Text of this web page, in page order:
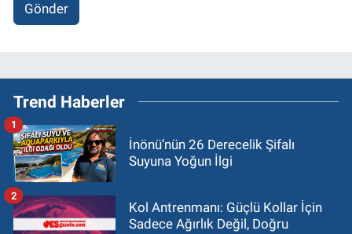
Gönder
Trend Haberler
İnönü’nün 26 Derecelik Şifalı
Suyuna Yoğun İlgi
1
Kol Antrenmanı: Güçlü Kollar İçin
Sadece Ağırlık Değil, Doğru
2